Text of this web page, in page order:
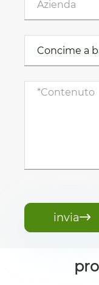
invia